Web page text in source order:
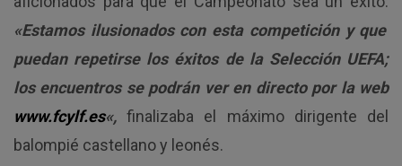
«Estamos ilusionados con esta competición y que
puedan repetirse los éxitos de la Selección UEFA;
los encuentros se podrán ver en directo por la web
www.fcylf.es«, finalizaba el máximo dirigente del
balompié castellano y leonés.